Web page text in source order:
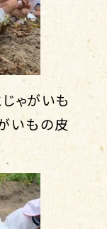
ゃがいも
いもの皮